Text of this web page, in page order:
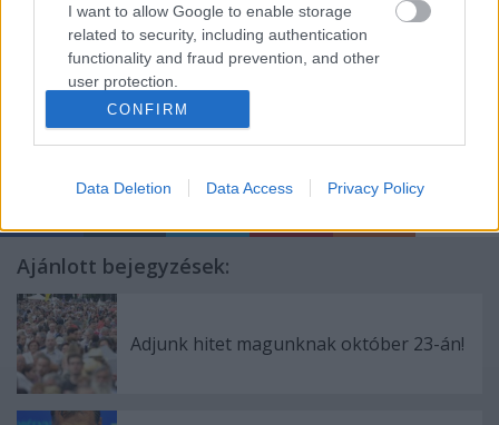
I want to allow Google to enable storage
related to security, including authentication
functionality and fraud prevention, and other
user protection.
CONFIRM
Data Deletion Data Access Privacy Policy
Címkék:gazdaság fidesz eu románia belföld imf devizahitel
Ajánlott bejegyzések:
Adjunk hitet magunknak október 23-án!